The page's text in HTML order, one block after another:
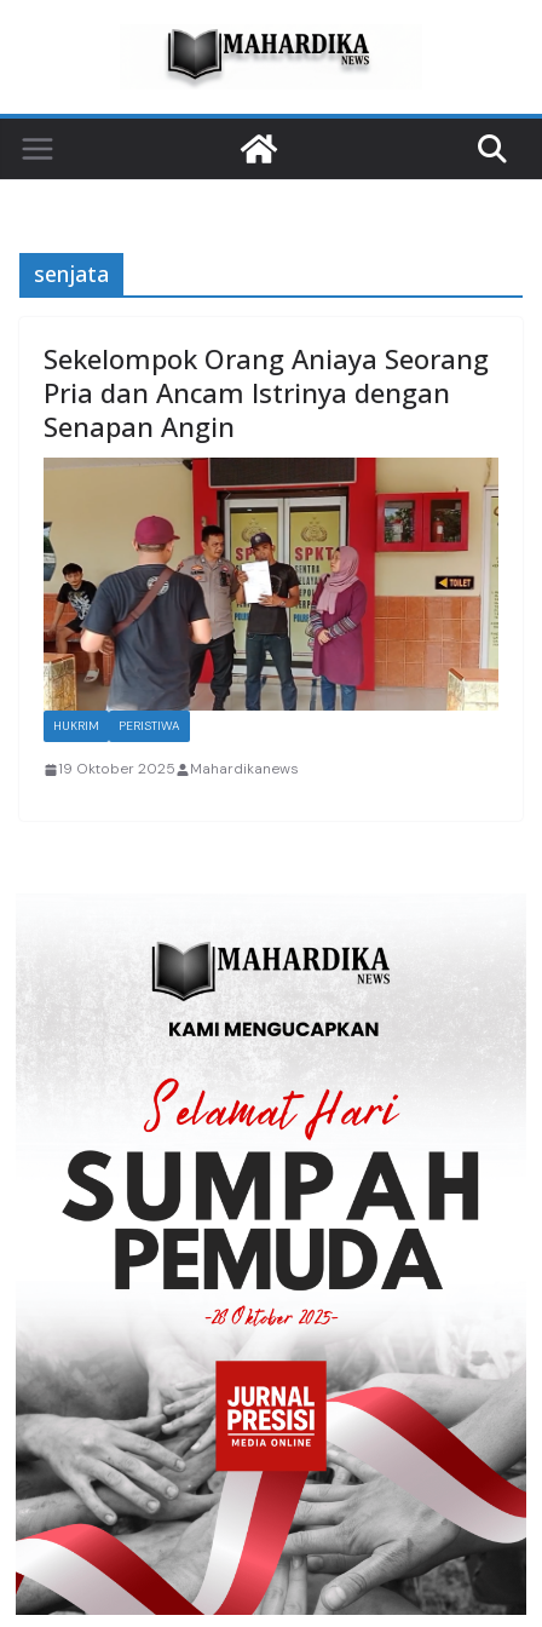
senjata
Sekelompok Orang Aniaya Seorang
Pria dan Ancam Istrinya dengan
Senapan Angin
HUKRIM PERISTIWA
19 Oktober 2025 Mahardikanews